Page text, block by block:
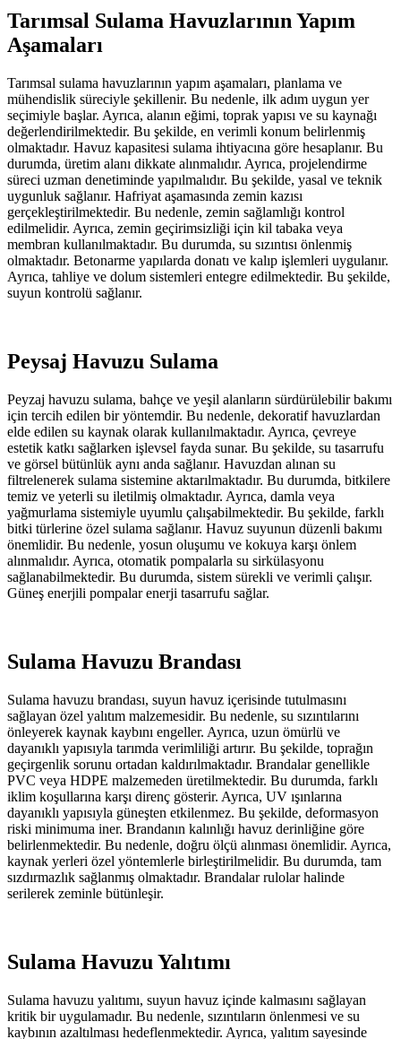
Tarımsal Sulama Havuzlarının Yapım
Aşamaları
Tarımsal sulama havuzlarının yapım aşamaları, planlama ve
mühendislik süreciyle şekillenir. Bu nedenle, ilk adım uygun yer
seçimiyle başlar. Ayrıca, alanın eğimi, toprak yapısı ve su kaynağı
değerlendirilmektedir. Bu şekilde, en verimli konum belirlenmiş
olmaktadır. Havuz kapasitesi sulama ihtiyacına göre hesaplanır. Bu
durumda, üretim alanı dikkate alınmalıdır. Ayrıca, projelendirme
süreci uzman denetiminde yapılmalıdır. Bu şekilde, yasal ve teknik
uygunluk sağlanır. Hafriyat aşamasında zemin kazısı
gerçekleştirilmektedir. Bu nedenle, zemin sağlamlığı kontrol
edilmelidir. Ayrıca, zemin geçirimsizliği için kil tabaka veya
membran kullanılmaktadır. Bu durumda, su sızıntısı önlenmiş
olmaktadır. Betonarme yapılarda donatı ve kalıp işlemleri uygulanır.
Ayrıca, tahliye ve dolum sistemleri entegre edilmektedir. Bu şekilde,
suyun kontrolü sağlanır.
Peysaj Havuzu Sulama
Peyzaj havuzu sulama, bahçe ve yeşil alanların sürdürülebilir bakımı
için tercih edilen bir yöntemdir. Bu nedenle, dekoratif havuzlardan
elde edilen su kaynak olarak kullanılmaktadır. Ayrıca, çevreye
estetik katkı sağlarken işlevsel fayda sunar. Bu şekilde, su tasarrufu
ve görsel bütünlük aynı anda sağlanır. Havuzdan alınan su
filtrelenerek sulama sistemine aktarılmaktadır. Bu durumda, bitkilere
temiz ve yeterli su iletilmiş olmaktadır. Ayrıca, damla veya
yağmurlama sistemiyle uyumlu çalışabilmektedir. Bu şekilde, farklı
bitki türlerine özel sulama sağlanır. Havuz suyunun düzenli bakımı
önemlidir. Bu nedenle, yosun oluşumu ve kokuya karşı önlem
alınmalıdır. Ayrıca, otomatik pompalarla su sirkülasyonu
sağlanabilmektedir. Bu durumda, sistem sürekli ve verimli çalışır.
Güneş enerjili pompalar enerji tasarrufu sağlar.
Sulama Havuzu Brandası
Sulama havuzu brandası, suyun havuz içerisinde tutulmasını
sağlayan özel yalıtım malzemesidir. Bu nedenle, su sızıntılarını
önleyerek kaynak kaybını engeller. Ayrıca, uzun ömürlü ve
dayanıklı yapısıyla tarımda verimliliği artırır. Bu şekilde, toprağın
geçirgenlik sorunu ortadan kaldırılmaktadır. Brandalar genellikle
PVC veya HDPE malzemeden üretilmektedir. Bu durumda, farklı
iklim koşullarına karşı direnç gösterir. Ayrıca, UV ışınlarına
dayanıklı yapısıyla güneşten etkilenmez. Bu şekilde, deformasyon
riski minimuma iner. Brandanın kalınlığı havuz derinliğine göre
belirlenmektedir. Bu nedenle, doğru ölçü alınması önemlidir. Ayrıca,
kaynak yerleri özel yöntemlerle birleştirilmelidir. Bu durumda, tam
sızdırmazlık sağlanmış olmaktadır. Brandalar rulolar halinde
serilerek zeminle bütünleşir.
Sulama Havuzu Yalıtımı
Sulama havuzu yalıtımı, suyun havuz içinde kalmasını sağlayan
kritik bir uygulamadır. Bu nedenle, sızıntıların önlenmesi ve su
kaybının azaltılması hedeflenmektedir. Ayrıca, yalıtım sayesinde